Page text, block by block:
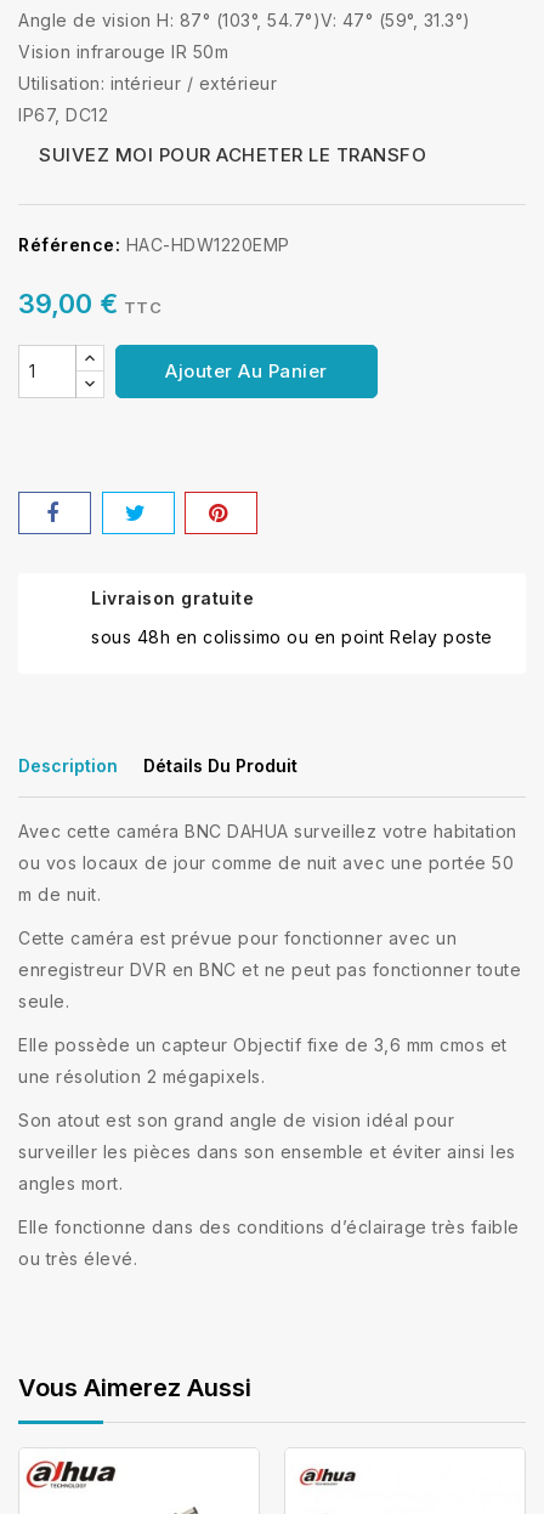
Angle de vision H: 87° (103°, 54.7°)V: 47° (59°, 31.3°)
Vision infrarouge IR 50m
Utilisation: intérieur / extérieur
IP67, DC12
SUIVEZ MOI POUR ACHETER LE TRANSFO
Référence: HAC-HDW1220EMP
39,00 € TTC
Ajouter Au Panier
Livraison gratuite
sous 48h en colissimo ou en point Relay poste
Description Détails Du Produit
Avec cette caméra BNC DAHUA surveillez votre habitation
ou vos locaux de jour comme de nuit avec une portée 50
m de nuit.
Cette caméra est prévue pour fonctionner avec un
enregistreur DVR en BNC et ne peut pas fonctionner toute
seule.
Elle possède un capteur Objectif fixe de 3,6 mm cmos et
une résolution 2 mégapixels.
Son atout est son grand angle de vision idéal pour
surveiller les pièces dans son ensemble et éviter ainsi les
angles mort.
Elle fonctionne dans des conditions d’éclairage très faible
ou très élevé.
Vous Aimerez Aussi